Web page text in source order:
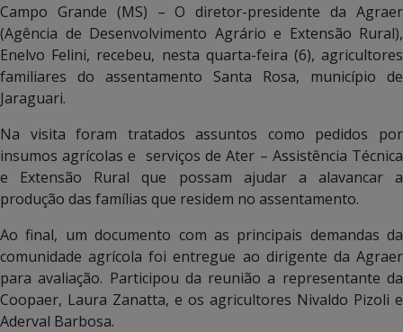
Campo Grande (MS) – O diretor-presidente da Agraer
(Agência de Desenvolvimento Agrário e Extensão Rural),
Enelvo Felini, recebeu, nesta quarta-feira (6), agricultores
familiares do assentamento Santa Rosa, município de
Jaraguari.
Na visita foram tratados assuntos como pedidos por
insumos agrícolas e serviços de Ater – Assistência Técnica
e Extensão Rural que possam ajudar a alavancar a
produção das famílias que residem no assentamento.
Ao final, um documento com as principais demandas da
comunidade agrícola foi entregue ao dirigente da Agraer
para avaliação. Participou da reunião a representante da
Coopaer, Laura Zanatta, e os agricultores Nivaldo Pizoli e
Aderval Barbosa.